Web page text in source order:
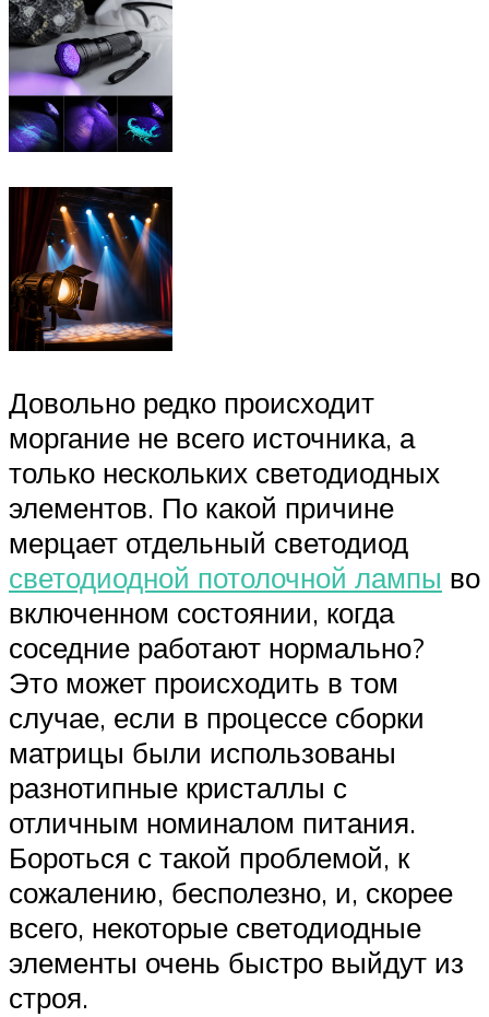
Довольно редко происходит
моргание не всего источника, а
только нескольких светодиодных
элементов. По какой причине
мерцает отдельный светодиод
светодиодной потолочной лампы во
включенном состоянии, когда
соседние работают нормально?
Это может происходить в том
случае, если в процессе сборки
матрицы были использованы
разнотипные кристаллы с
отличным номиналом питания.
Бороться с такой проблемой, к
сожалению, бесполезно, и, скорее
всего, некоторые светодиодные
элементы очень быстро выйдут из
строя.